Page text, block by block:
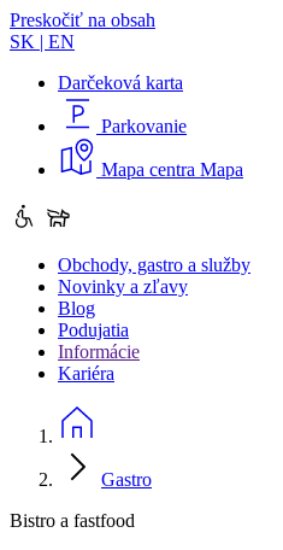
Preskočiť na obsah
SK | EN
Darčeková karta
Parkovanie
Mapa centra Mapa
Obchody, gastro a služby
Novinky a zľavy
Blog
Podujatia
Informácie
Kariéra
Gastro
Bistro a fastfood